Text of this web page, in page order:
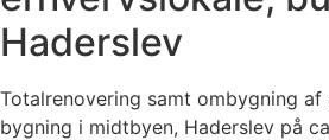
Haderslev
Totalrenovering samt ombygning af
bygning i midtbyen, Haderslev på